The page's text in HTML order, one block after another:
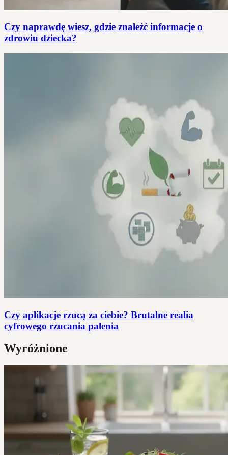
Czy naprawdę wiesz, gdzie znaleźć informacje o
zdrowiu dziecka?
Czy aplikacje rzucą za ciebie? Brutalne realia
cyfrowego rzucania palenia
Wyróżnione